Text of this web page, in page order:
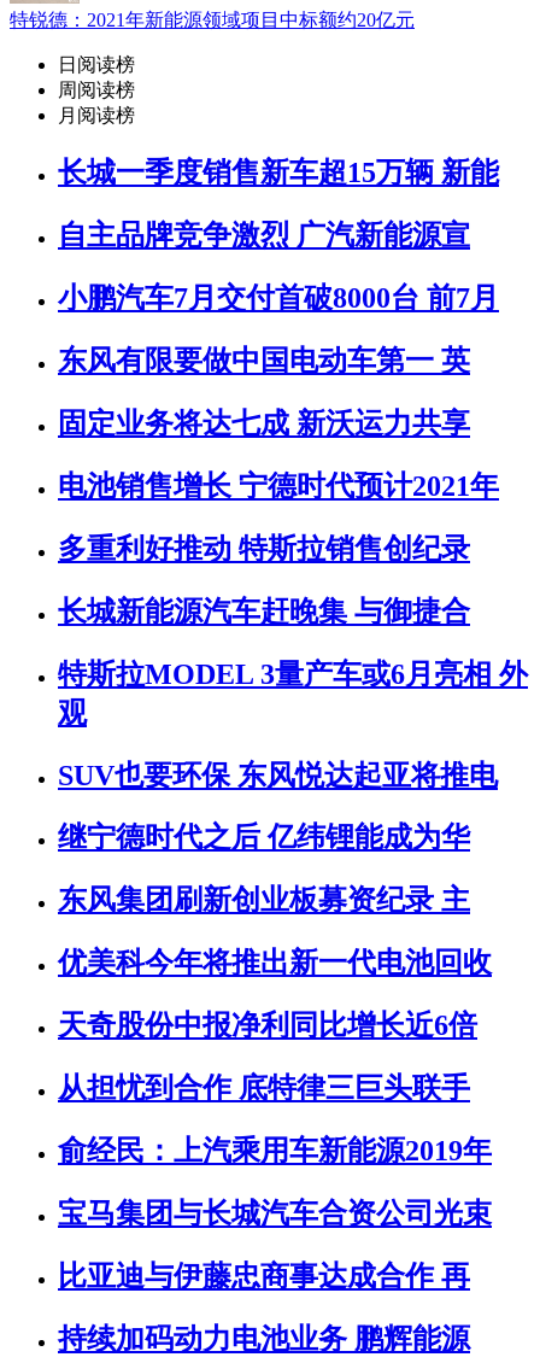
特锐德：2021年新能源领域项目中标额约20亿元
日阅读榜
周阅读榜
月阅读榜
长城一季度销售新车超15万辆 新能
自主品牌竞争激烈 广汽新能源宣
小鹏汽车7月交付首破8000台 前7月
东风有限要做中国电动车第一 英
固定业务将达七成 新沃运力共享
电池销售增长 宁德时代预计2021年
多重利好推动 特斯拉销售创纪录
长城新能源汽车赶晚集 与御捷合
特斯拉MODEL 3量产车或6月亮相 外
观
SUV也要环保 东风悦达起亚将推电
继宁德时代之后 亿纬锂能成为华
东风集团刷新创业板募资纪录 主
优美科今年将推出新一代电池回收
天奇股份中报净利同比增长近6倍
从担忧到合作 底特律三巨头联手
俞经民：上汽乘用车新能源2019年
宝马集团与长城汽车合资公司光束
比亚迪与伊藤忠商事达成合作 再
持续加码动力电池业务 鹏辉能源